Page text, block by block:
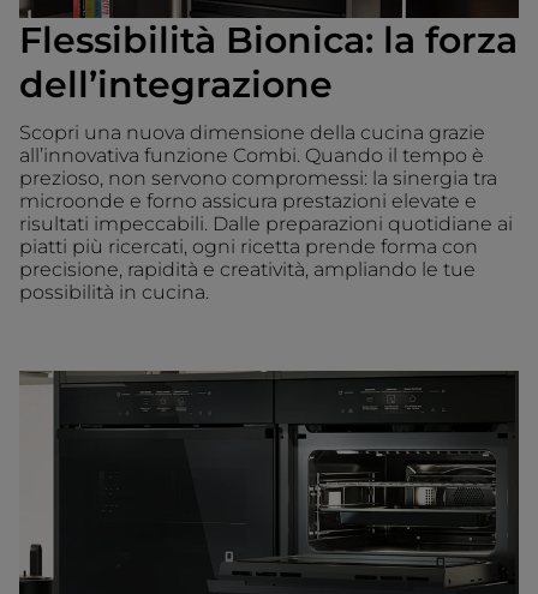
Flessibilità Bionica: la forza
dell’integrazione
Scopri una nuova dimensione della cucina grazie
all’innovativa funzione Combi. Quando il tempo è
prezioso, non servono compromessi: la sinergia tra
microonde e forno assicura prestazioni elevate e
risultati impeccabili. Dalle preparazioni quotidiane ai
piatti più ricercati, ogni ricetta prende forma con
precisione, rapidità e creatività, ampliando le tue
possibilità in cucina.